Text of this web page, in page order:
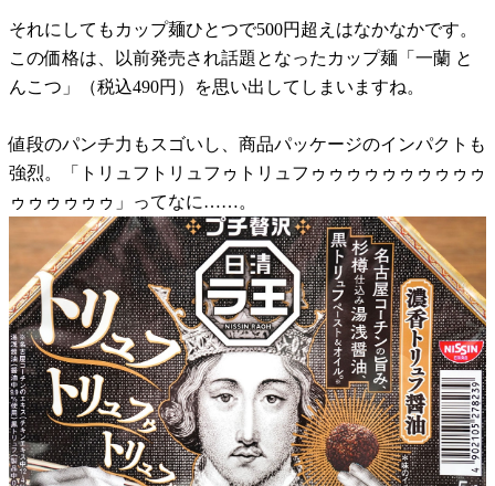
それにしてもカップ麺ひとつで500円超えはなかなかです。
この価格は、以前発売され話題となったカップ麺「一蘭 と
んこつ」（税込490円）を思い出してしまいますね。
値段のパンチ力もスゴいし、商品パッケージのインパクトも
強烈。「トリュフトリュフゥトリュフゥゥゥゥゥゥゥゥゥゥ
ゥゥゥゥゥゥ」ってなに……。